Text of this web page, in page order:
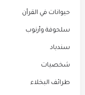
حيوانات في القرأن
سلحوفة وأرنوب
سندباد
شخصيات
طرائف البخلاء